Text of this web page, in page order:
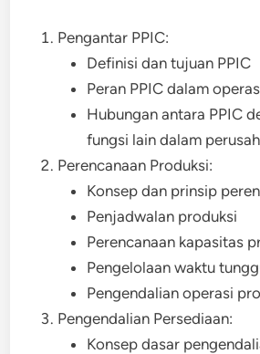
Pengantar PPIC:
Definisi dan tujuan PPIC
Peran PPIC dalam
Hubungan antara PPIC
fungsi lain dalam
Perencanaan Produksi:
Konsep dan prinsip
Penjadwalan produksi
Perencanaan kapasitas
Pengelolaan waktu
Pengendalian operasi
Pengendalian Persediaan:
Konsep dasar